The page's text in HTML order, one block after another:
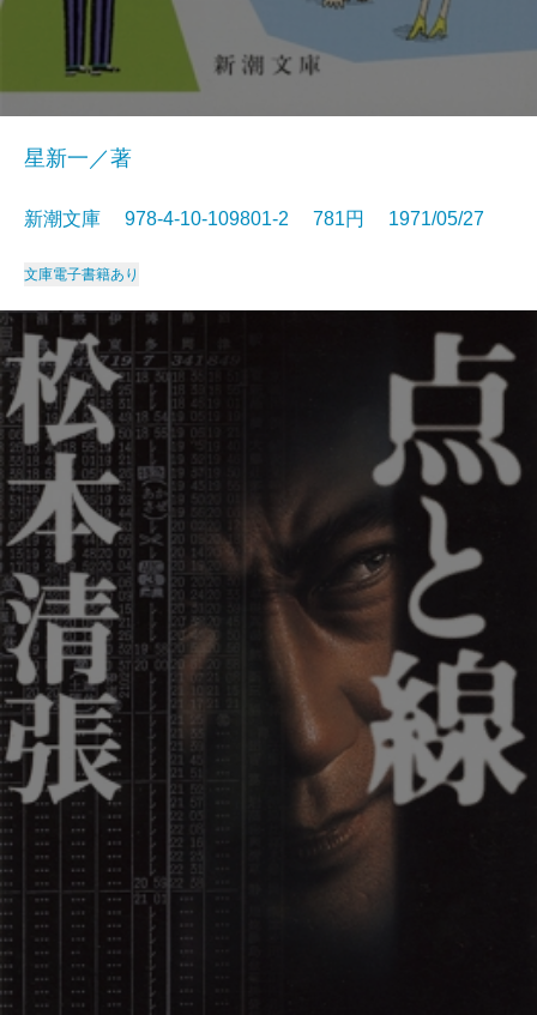
星新一／著
新潮文庫 978-4-10-109801-2 781円 1971/05/27
文庫電子書籍あり